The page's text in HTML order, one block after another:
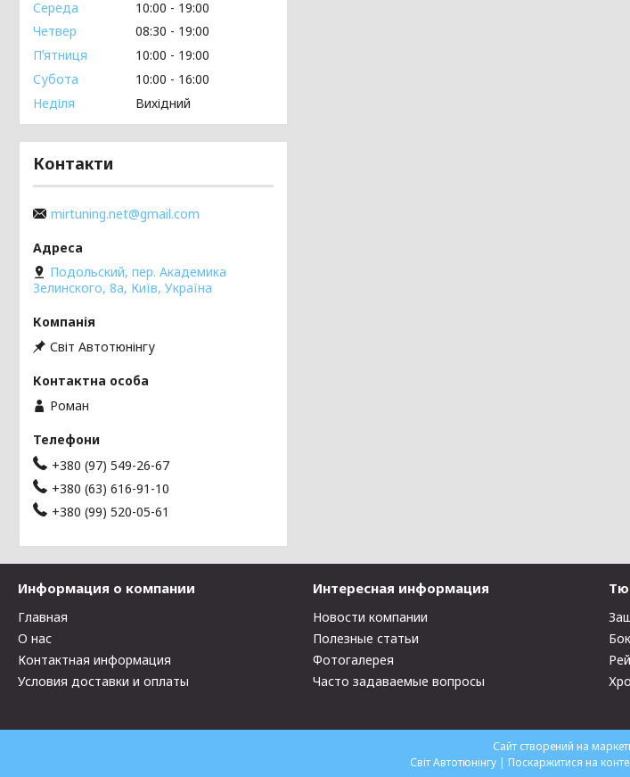
Середа
10:00
19:00
Четвер
08:30
19:00
Пʼятниця
10:00
19:00
Субота
10:00
16:00
Неділя
Вихідний
Контакти
mirtuning.net@gmail.com
Подольский, пер. Академика
Зелинского, 8а, Київ, Україна
Світ Автотюнінгу
Роман
+380 (97) 549-26-67
+380 (63) 616-91-10
+380 (99) 520-05-61
Информация о компании
Главная
О нас
Контактная информация
Условия доставки и оплаты
Интересная информация
Новости компании
Полезные статьи
Фотогалерея
Часто задаваемые вопросы
Сайт створений на
Світ Автотюнінгу | Поскаржитися на